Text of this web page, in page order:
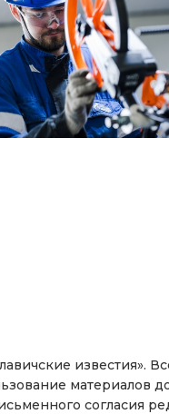
известия».
материалов
согласия